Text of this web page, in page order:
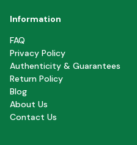
Information
FAQ
Privacy Policy
Authenticity & Guarantees
Return Policy
Blog
About Us
Contact Us